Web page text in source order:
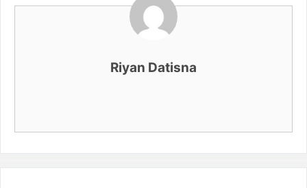
Riyan Datisna